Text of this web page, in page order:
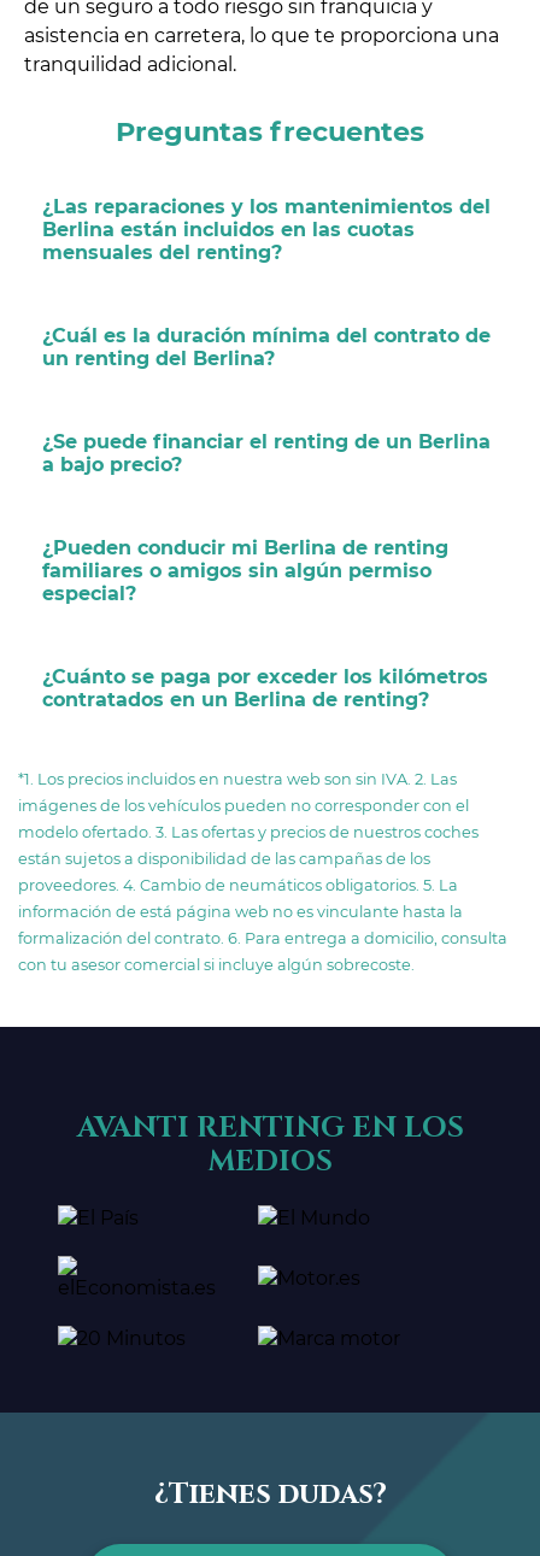
de un seguro a todo riesgo sin franquicia y
asistencia en carretera, lo que te proporciona una
tranquilidad adicional.
Preguntas frecuentes
¿Las reparaciones y los mantenimientos del
Berlina están incluidos en las cuotas
mensuales del renting?
¿Cuál es la duración mínima del contrato de
un renting del Berlina?
¿Se puede financiar el renting de un Berlina
a bajo precio?
¿Pueden conducir mi Berlina de renting
familiares o amigos sin algún permiso
especial?
¿Cuánto se paga por exceder los kilómetros
contratados en un Berlina de renting?
*1. Los precios incluidos en nuestra web son sin IVA. 2. Las
imágenes de los vehículos pueden no corresponder con el
modelo ofertado. 3. Las ofertas y precios de nuestros coches
están sujetos a disponibilidad de las campañas de los
proveedores. 4. Cambio de neumáticos obligatorios. 5. La
información de está página web no es vinculante hasta la
formalización del contrato. 6. Para entrega a domicilio, consulta
con tu asesor comercial si incluye algún sobrecoste.
AVANTI RENTING EN LOS
MEDIOS
¿Tienes dudas?